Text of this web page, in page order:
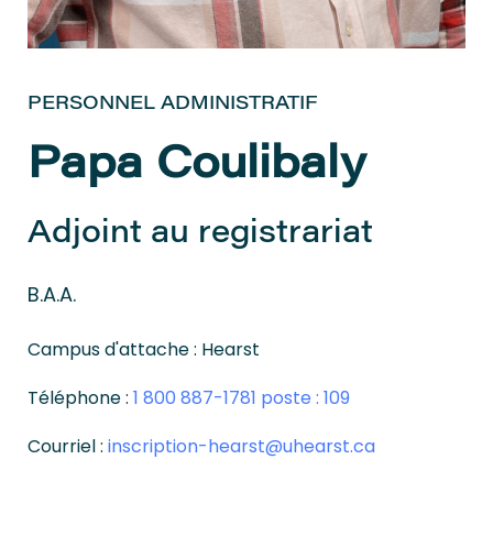
PERSONNEL ADMINISTRATIF
Papa Coulibaly
Adjoint au registrariat
B.A.A.
Campus d'attache : Hearst
Téléphone : 1 800 887-1781 poste : 109
Courriel : inscription-hearst@uhearst.ca